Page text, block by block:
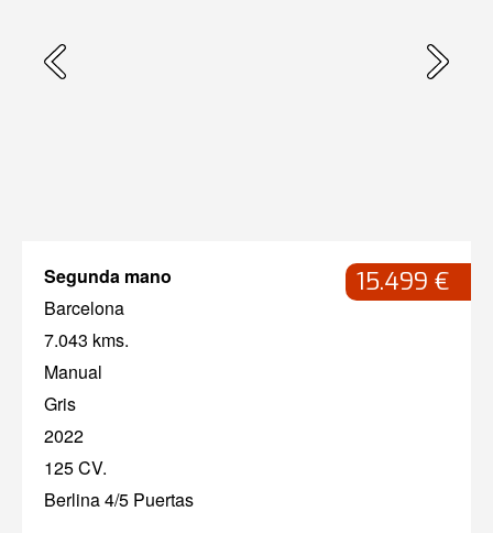
Segunda mano
Barcelona
7.043 kms.
Manual
Gris
2022
125 CV.
Berlina 4/5 Puertas
15.499 €